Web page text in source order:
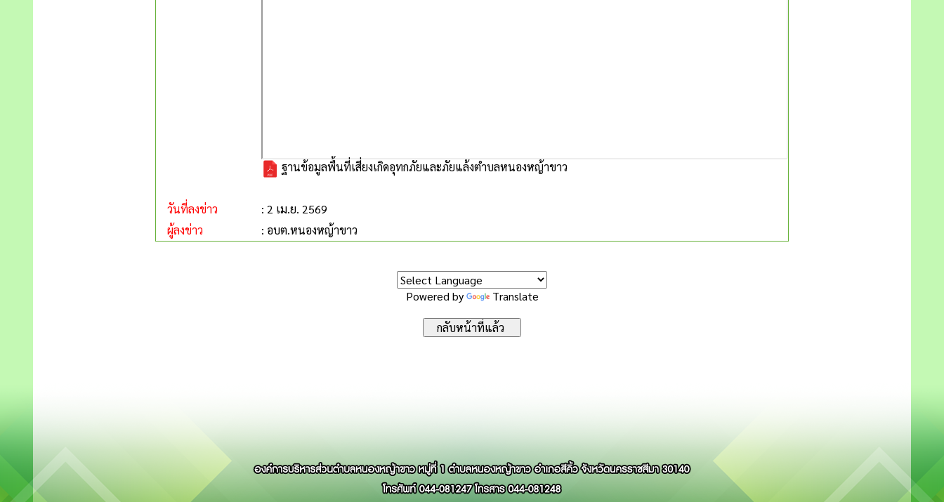
ฐานข้อมูลพื้นที่เสี่ยงเกิดอุทกภัยและภัยแล้งตำบลหนองหญ้าขาว
วันที่ลงข่าว
: 2 เม.ย. 2569
ผู้ลงข่าว
: อบต.หนองหญ้าขาว
Powered by Translate